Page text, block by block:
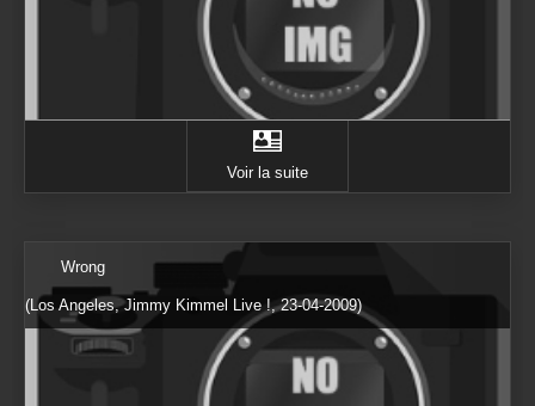
Voir la suite
Wrong
(Los Angeles, Jimmy Kimmel Live !, 23-04-2009)